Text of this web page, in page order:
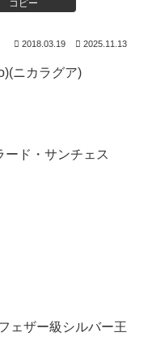
コピー
2018.03.19 2025.11.13
ニカラグア)
ード・サンチェス
ェザー級シルバー王